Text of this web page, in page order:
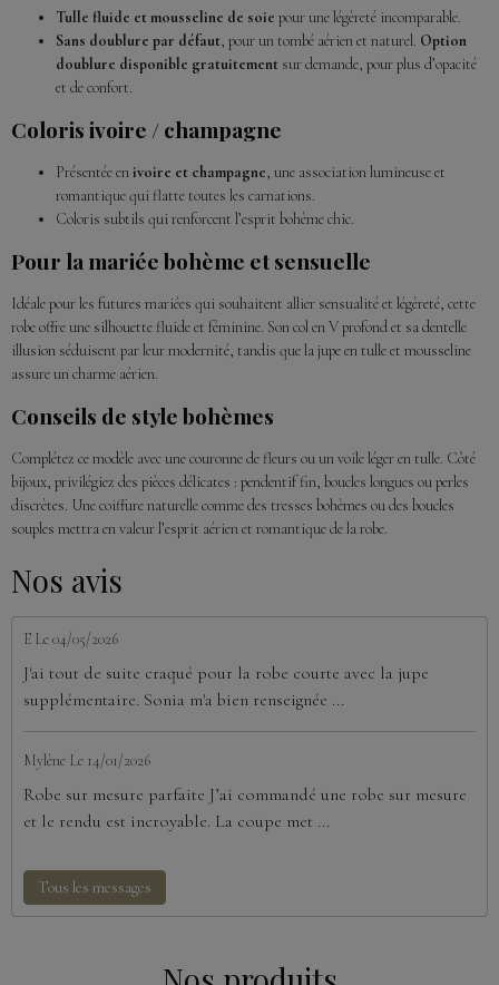
Tulle fluide et mousseline de soie pour une légèreté incomparable.
Sans doublure par défaut, pour un tombé aérien et naturel. Option
doublure disponible gratuitement sur demande, pour plus d’opacité
et de confort.
Coloris ivoire / champagne
Présentée en ivoire et champagne, une association lumineuse et
romantique qui flatte toutes les carnations.
Coloris subtils qui renforcent l’esprit bohème chic.
Pour la mariée bohème et sensuelle
Idéale pour les futures mariées qui souhaitent allier sensualité et légèreté, cette
robe offre une silhouette fluide et féminine. Son col en V profond et sa dentelle
illusion séduisent par leur modernité, tandis que la jupe en tulle et mousseline
assure un charme aérien.
Conseils de style bohèmes
Complétez ce modèle avec une couronne de fleurs ou un voile léger en tulle. Côté
bijoux, privilégiez des pièces délicates : pendentif fin, boucles longues ou perles
discrètes. Une coiffure naturelle comme des tresses bohèmes ou des boucles
souples mettra en valeur l’esprit aérien et romantique de la robe.
Nos avis
E Le 04/05/2026
J'ai tout de suite craqué pour la robe courte avec la jupe
supplémentaire. Sonia m'a bien renseignée ...
Mylène Le 14/01/2026
Robe sur mesure parfaite J’ai commandé une robe sur mesure
et le rendu est incroyable. La coupe met ...
Tous les messages